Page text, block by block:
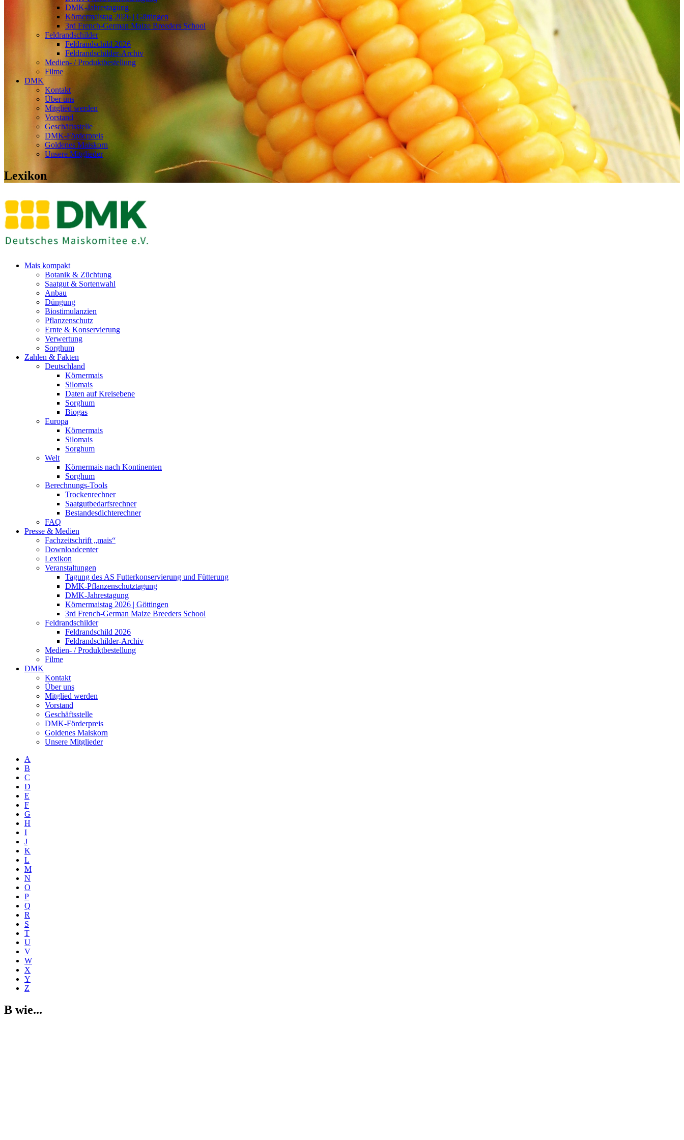
DMK-Jahrestagung
Körnermaistag 2026 | Göttingen
3rd French-German Maize Breeders School
Feldrandschilder
Feldrandschild 2026
Feldrandschilder-Archiv
Medien- / Produktbestellung
Filme
DMK
Kontakt
Über uns
Mitglied werden
Vorstand
Geschäftsstelle
DMK-Förderpreis
Goldenes Maiskorn
Unsere Mitglieder
Lexikon
Mais kompakt
Botanik & Züchtung
Saatgut & Sortenwahl
Anbau
Düngung
Biostimulanzien
Pflanzenschutz
Ernte & Konservierung
Verwertung
Sorghum
Zahlen & Fakten
Deutschland
Körnermais
Silomais
Daten auf Kreisebene
Sorghum
Biogas
Europa
Körnermais
Silomais
Sorghum
Welt
Körnermais nach Kontinenten
Sorghum
Berechnungs-Tools
Trockenrechner
Saatgutbedarfsrechner
Bestandesdichterechner
FAQ
Presse & Medien
Fachzeitschrift „mais“
Downloadcenter
Lexikon
Veranstaltungen
Tagung des AS Futterkonservierung und Fütterung
DMK-Pflanzenschutztagung
DMK-Jahrestagung
Körnermaistag 2026 | Göttingen
3rd French-German Maize Breeders School
Feldrandschilder
Feldrandschild 2026
Feldrandschilder-Archiv
Medien- / Produktbestellung
Filme
DMK
Kontakt
Über uns
Mitglied werden
Vorstand
Geschäftsstelle
DMK-Förderpreis
Goldenes Maiskorn
Unsere Mitglieder
A
B
C
D
E
F
G
H
I
J
K
L
M
N
O
P
Q
R
S
T
U
V
W
X
Y
Z
B wie...